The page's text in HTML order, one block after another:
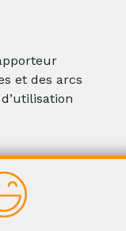
et des arcs